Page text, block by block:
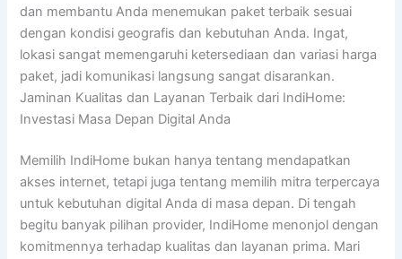
dan membantu Anda menemukan paket terbaik sesuai
dengan kondisi geografis dan kebutuhan Anda. Ingat,
lokasi sangat memengaruhi ketersediaan dan variasi harga
paket, jadi komunikasi langsung sangat disarankan.
Jaminan Kualitas dan Layanan Terbaik dari IndiHome:
Investasi Masa Depan Digital Anda
Memilih IndiHome bukan hanya tentang mendapatkan
akses internet, tetapi juga tentang memilih mitra terpercaya
untuk kebutuhan digital Anda di masa depan. Di tengah
begitu banyak pilihan provider, IndiHome menonjol dengan
komitmennya terhadap kualitas dan layanan prima. Mari